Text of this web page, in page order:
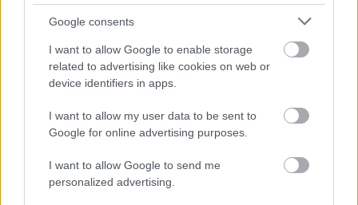
Google consents
I want to allow Google to enable storage
related to advertising like cookies on web or
device identifiers in apps.
I want to allow my user data to be sent to
Google for online advertising purposes.
I want to allow Google to send me
personalized advertising.
Numero di telefono